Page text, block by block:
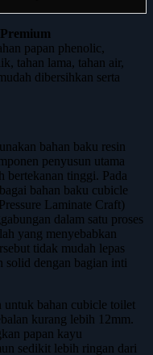
papan phenolic,
tahan lama, tahan air,
dibersihkan serta
bahan baku resin
penyusun utama
bertekanan tinggi. Pada
bahan baku cubicle
Laminate Craft)
dalam satu proses
yang menyebabkan
tidak mudah lepas
solid dengan bagian inti
bahan cubicle toilet
kurang lebih 12mm.
papan kayu
sedikit lebih ringan dari